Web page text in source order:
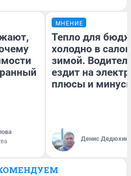
МНЕНИЕ
Тепло для
холодно в
зимой.
ездит на
плюсы и
Денис Дедюхин